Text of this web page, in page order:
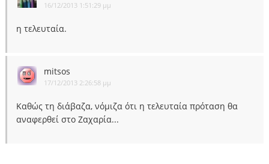
16/12/2013 1:51:29 μμ
η τελευταία.
mitsos
17/12/2013 2:26:58 μμ
Καθώς τη διάβαζα, νόμιζα ότι η τελευταία πρόταση θα
αναφερθεί στο Ζαχαρία...